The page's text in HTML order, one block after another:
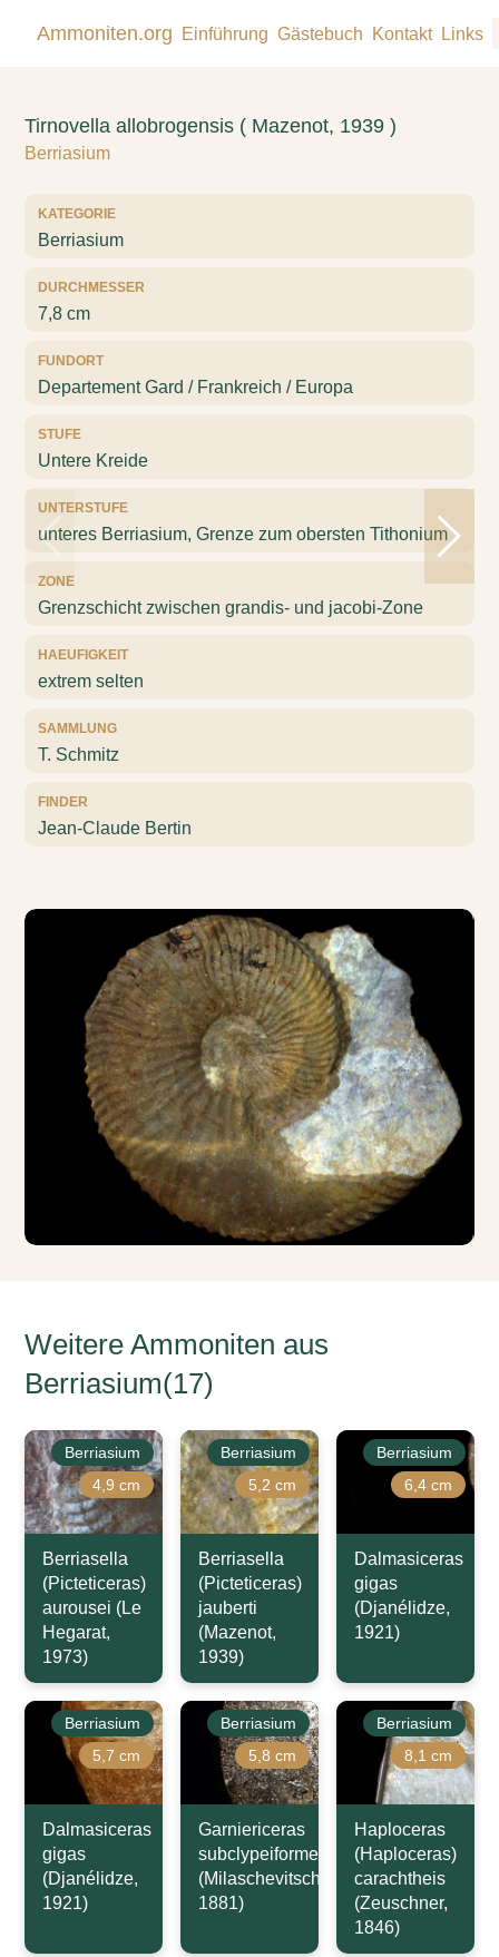
Ammoniten.org Einführung Gästebuch Kontakt Links
Tirnovella allobrogensis ( Mazenot, 1939 )
Berriasium
KATEGORIE
Berriasium
DURCHMESSER
7,8 cm
FUNDORT
Departement Gard / Frankreich / Europa
STUFE
Untere Kreide
UNTERSTUFE
unteres Berriasium, Grenze zum obersten Tithonium
ZONE
Grenzschicht zwischen grandis- und jacobi-Zone
HAEUFIGKEIT
extrem selten
SAMMLUNG
T. Schmitz
FINDER
Jean-Claude Bertin
Weitere Ammoniten aus
Berriasium(17)
Berriasium
4,9 cm
Berriasella
(Picteticeras)
aurousei (Le
Hegarat,
1973)
Berriasium
5,2 cm
Berriasella
(Picteticeras)
jauberti
(Mazenot,
1939)
Berriasium
6,4 cm
Dalmasiceras
gigas
(Djanélidze,
1921)
Berriasium
5,7 cm
Dalmasiceras
gigas
(Djanélidze,
1921)
Berriasium
5,8 cm
Garniericeras
subclypeiforme
(Milaschevitsch,
1881)
Berriasium
8,1 cm
Haploceras
(Haploceras)
carachtheis
(Zeuschner,
1846)